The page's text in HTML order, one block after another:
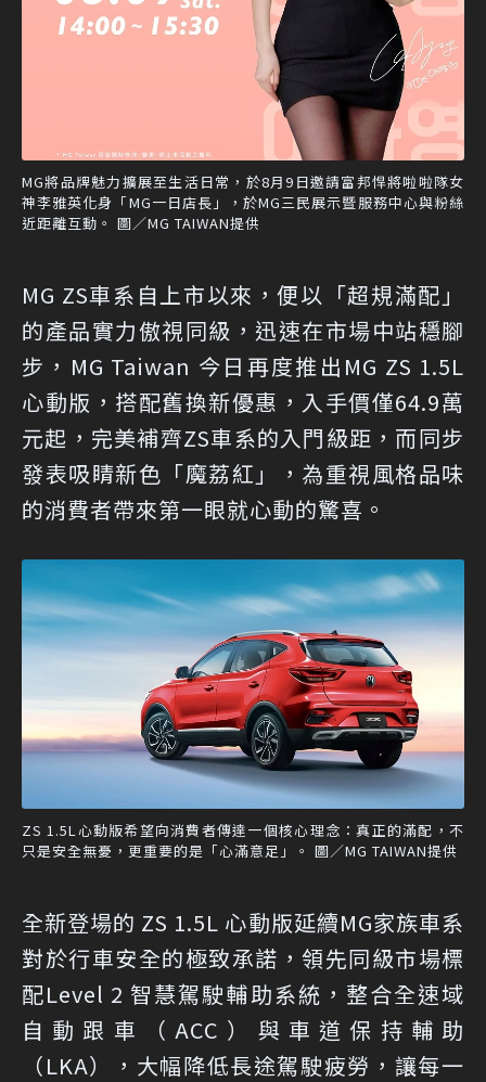
MG將品牌魅力擴展至生活日常，於8月9日邀請富邦悍將啦啦隊女
神李雅英化身「MG一日店長」，於MG三民展示暨服務中心與粉絲
近距離互動。 圖／MG TAIWAN提供
MG ZS車系自上市以來，便以「超規滿配」
的產品實力傲視同級，迅速在市場中站穩腳
步，MG Taiwan 今日再度推出MG ZS 1.5L
心動版，搭配舊換新優惠，入手價僅64.9萬
元起，完美補齊ZS車系的入門級距，而同步
發表吸睛新色「魔荔紅」，為重視風格品味
的消費者帶來第一眼就心動的驚喜。
ZS 1.5L心動版希望向消費者傳達一個核心理念：真正的滿配，不
只是安全無憂，更重要的是「心滿意足」。 圖／MG TAIWAN提供
全新登場的 ZS 1.5L 心動版延續MG家族車系
對於行車安全的極致承諾，領先同級市場標
配Level 2 智慧駕駛輔助系統，整合全速域
自動跟車（ACC）與車道保持輔助
（LKA），大幅降低長途駕駛疲勞，讓每一